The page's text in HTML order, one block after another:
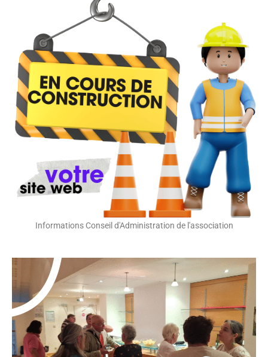
Informations Conseil d'Administration de l'association